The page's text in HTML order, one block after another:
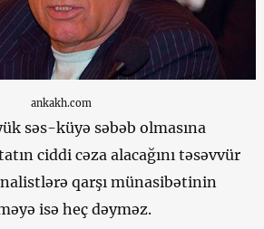
ankakh.com
səs-küyə səbəb olmasına
ciddi cəza alacağını təsəvvür
qarşı münasibətinin
isə heç dəyməz.